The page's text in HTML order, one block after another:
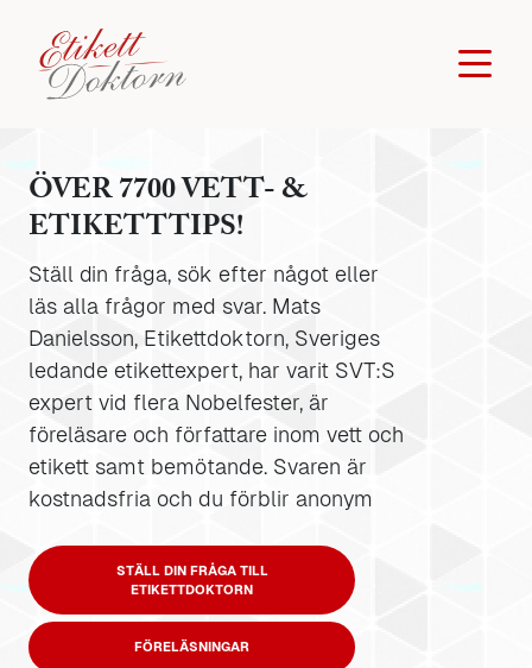
ÖVER 7700 VETT- &
ETIKETTTIPS!
Ställ din fråga, sök efter något eller
läs alla frågor med svar. Mats
Danielsson, Etikettdoktorn, Sveriges
ledande etikettexpert, har varit SVT:S
expert vid flera Nobelfester, är
föreläsare och författare inom vett och
etikett samt bemötande. Svaren är
kostnadsfria och du förblir anonym
STÄLL DIN FRÅGA TILL
ETIKETTDOKTORN
FÖRELÄSNINGAR